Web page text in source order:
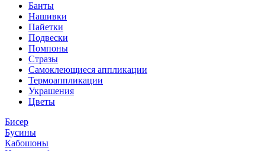
Банты
Нашивки
Пайетки
Подвески
Помпоны
Стразы
Самоклеющиеся аппликации
Термоаппликации
Украшения
Цветы
Бисер
Бусины
Кабошоны